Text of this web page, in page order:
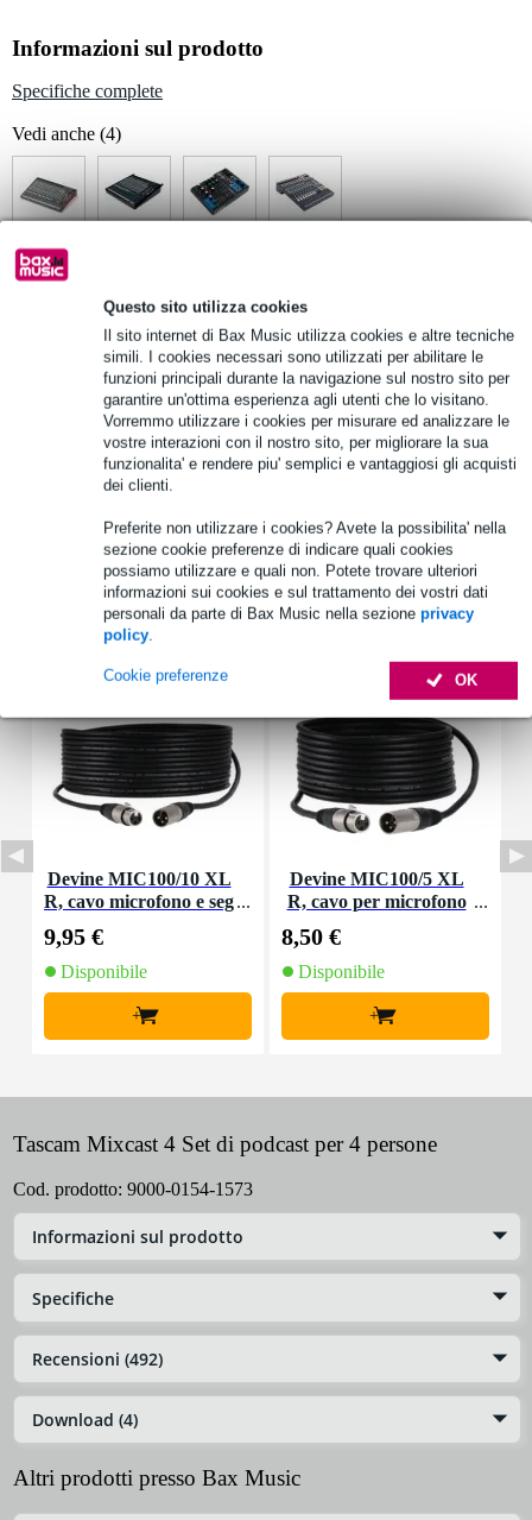
Questo sito utilizza cookies
Il sito internet di Bax Music utilizza cookies e altre tecniche
simili. I cookies necessari sono utilizzati per abilitare le
funzioni principali durante la navigazione sul nostro sito per
garantire un'ottima esperienza agli utenti che lo visitano.
Vorremmo utilizzare i cookies per misurare ed analizzare le
vostre interazioni con il nostro sito, per migliorare la sua
funzionalita' e rendere piu' semplici e vantaggiosi gli acquisti
dei clienti.
Preferite non utilizzare i cookies? Avete la possibilita' nella
sezione cookie preferenze di indicare quali cookies
possiamo utilizzare e quali non. Potete trovare ulteriori
informazioni sui cookies e sul trattamento dei vostri dati
personali da parte di Bax Music nella sezione privacy
policy.
OK
Cookie preferenze
Informazioni sul prodotto
Specifiche complete
Vedi anche (4)
Vedi anche (2)
Accessori (34)
Devine MIC100/10 XL
R, cavo microfono e seg
9,95 €
Disponibile
+
Devine MIC100/5 XL
R, cavo per microfono
8,50 €
Disponibile
+
Tascam Mixcast 4 Set di podcast per 4 persone
Cod. prodotto: 9000-0154-1573
Informazioni sul prodotto
Specifiche
Recensioni (492)
Download (4)
Altri prodotti presso Bax Music